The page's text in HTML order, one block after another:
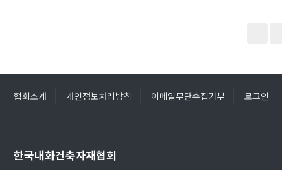
협회소개 개인정보처리방침 이메일무단수집거부 로그인
한국내화건축자재협회